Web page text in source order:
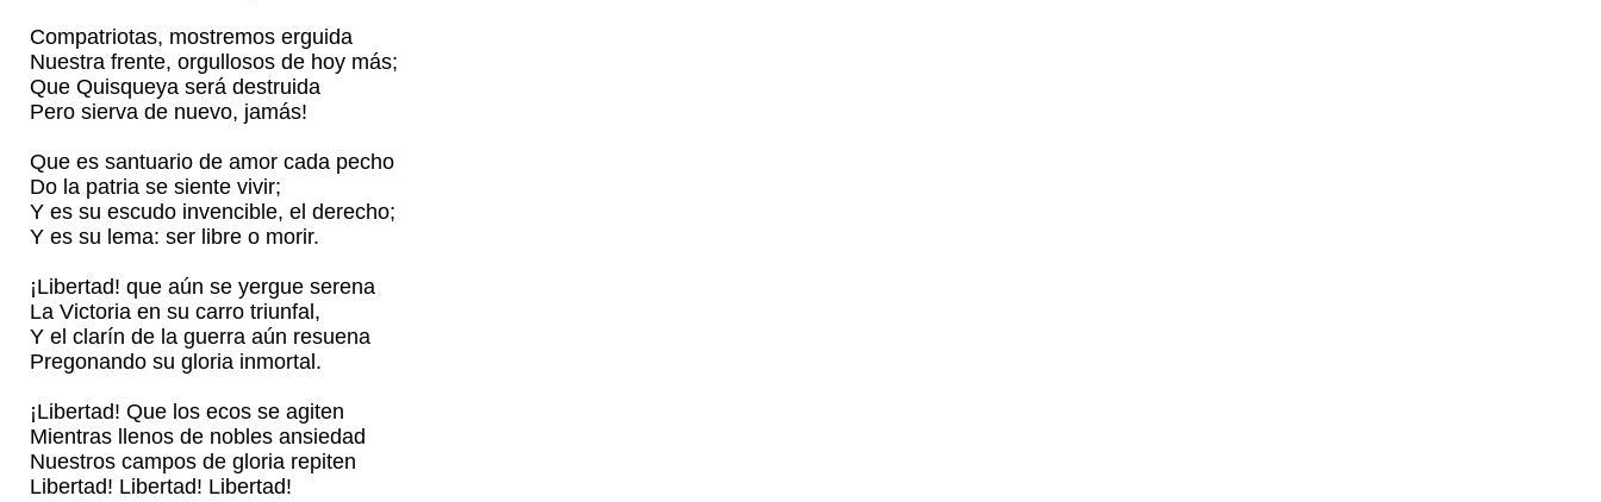
Compatriotas, mostremos erguida
Nuestra frente, orgullosos de hoy más;
Que Quisqueya será destruida
Pero sierva de nuevo, jamás!
Que es santuario de amor cada pecho
Do la patria se siente vivir;
Y es su escudo invencible, el derecho;
Y es su lema: ser libre o morir.
¡Libertad! que aún se yergue serena
La Victoria en su carro triunfal,
Y el clarín de la guerra aún resuena
Pregonando su gloria inmortal.
¡Libertad! Que los ecos se agiten
Mientras llenos de nobles ansiedad
Nuestros campos de gloria repiten
Libertad! Libertad! Libertad!